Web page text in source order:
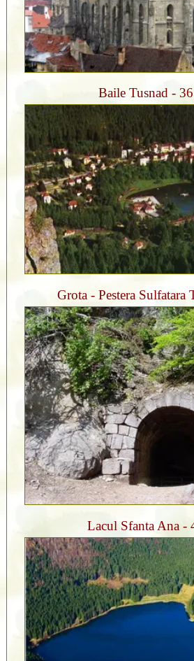
Baile Tusnad -
Grota - Pestera Sulfatara
Lacul Sfanta Ana -